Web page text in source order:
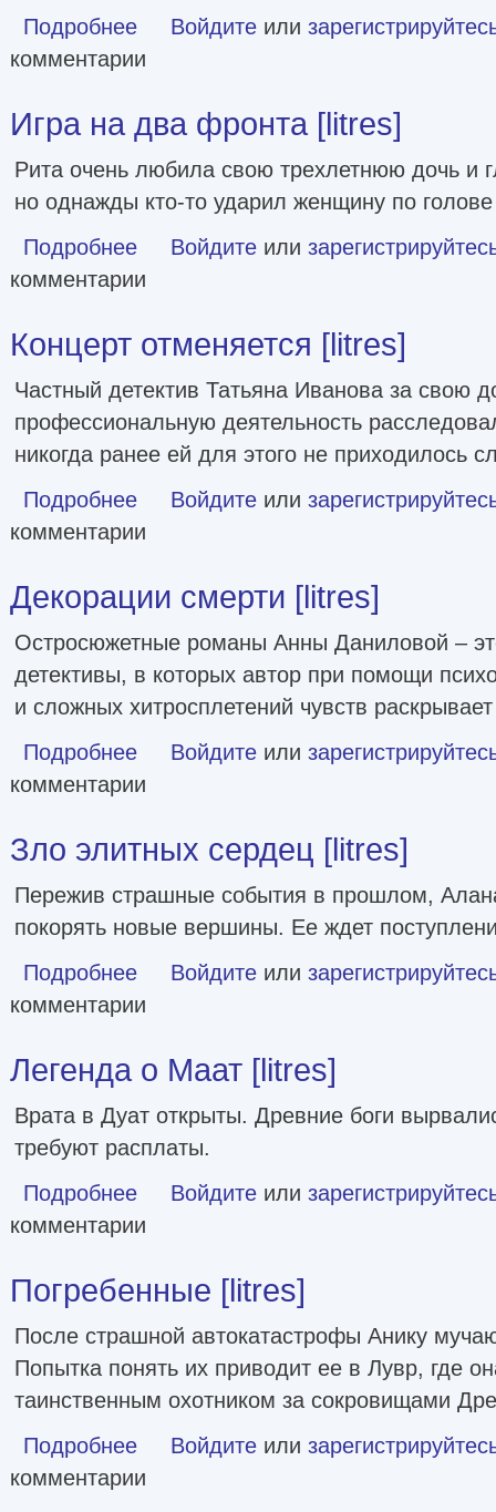
Подробнее о Томас Невинсон [litres]
Войдите или
комментарии
Игра на два фронта [litres]
Рита очень любила свою трехлетнюю дочь и
но однажды кто-то ударил женщину по голове
Подробнее о Игра на два фронта [litres]
Войдите или
комментарии
Концерт отменяется [litres]
Частный детектив Татьяна Иванова за свою
профессиональную деятельность
никогда ранее ей для этого не приходилось
Подробнее о Концерт отменяется [litres]
Войдите или
комментарии
Декорации смерти [litres]
Остросюжетные романы Анны Даниловой –
детективы, в которых автор при помощи
и сложных хитросплетений чувств
Подробнее о Декорации смерти [litres]
Войдите или
комментарии
Зло элитных сердец [litres]
Пережив страшные события в прошлом,
покорять новые вершины. Ее ждет
Подробнее о Зло элитных сердец [litres]
Войдите или
комментарии
Легенда о Маат [litres]
Врата в Дуат открыты. Древние боги
требуют расплаты.
Подробнее о Легенда о Маат [litres]
Войдите или
комментарии
Погребенные [litres]
После страшной автокатастрофы Анику
Попытка понять их приводит ее в Лувр, где
таинственным охотником за сокровищами
Подробнее о Погребенные [litres]
Войдите или
комментарии